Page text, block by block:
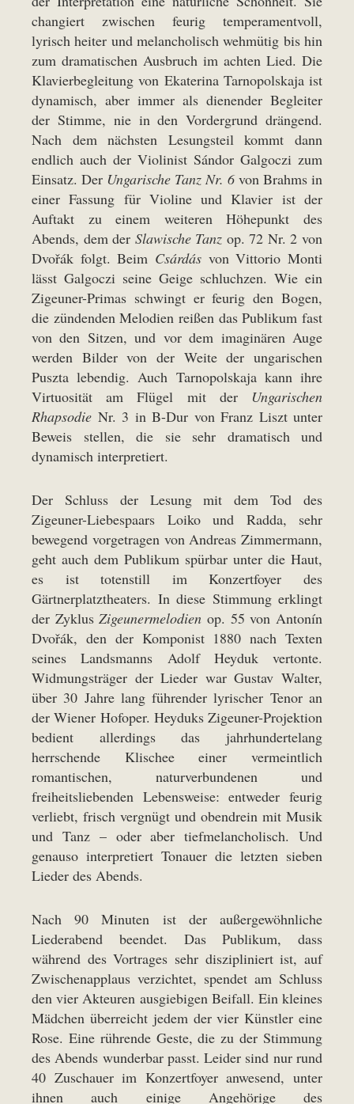
changiert zwischen feurig temperamentvoll,
lyrisch heiter und melancholisch wehmütig bis hin
zum dramatischen Ausbruch im achten Lied. Die
Klavierbegleitung von Ekaterina Tarnopolskaja ist
dynamisch, aber immer als dienender Begleiter
der Stimme, nie in den Vordergrund drängend.
Nach dem nächsten Lesungsteil kommt dann
endlich auch der Violinist Sándor Galgoczi zum
Einsatz. Der Ungarische Tanz Nr. 6 von Brahms in
einer Fassung für Violine und Klavier ist der
Auftakt zu einem weiteren Höhepunkt des
Abends, dem der Slawische Tanz op. 72 Nr. 2 von
Dvořák folgt. Beim Csárdás von Vittorio Monti
lässt Galgoczi seine Geige schluchzen. Wie ein
Zigeuner-Primas schwingt er feurig den Bogen,
die zündenden Melodien reißen das Publikum fast
von den Sitzen, und vor dem imaginären Auge
werden Bilder von der Weite der ungarischen
Puszta lebendig. Auch Tarnopolskaja kann ihre
Virtuosität am Flügel mit der Ungarischen
Rhapsodie Nr. 3 in B-Dur von Franz Liszt unter
Beweis stellen, die sie sehr dramatisch und
dynamisch interpretiert.
Der Schluss der Lesung mit dem Tod des
Zigeuner-Liebespaars Loiko und Radda, sehr
bewegend vorgetragen von Andreas Zimmermann,
geht auch dem Publikum spürbar unter die Haut,
es ist totenstill im Konzertfoyer des
Gärtnerplatztheaters. In diese Stimmung erklingt
der ZyklusZigeunermelodienop. 55 von Antonín
Dvořák, den der Komponist 1880 nach Texten
seines Landsmanns Adolf Heyduk vertonte.
Widmungsträger der Lieder war Gustav Walter,
über 30 Jahre lang führender lyrischer Tenor an
der Wiener Hofoper. Heyduks Zigeuner-Projektion
bedient allerdings das jahrhundertelang
herrschende Klischee einer vermeintlich
romantischen, naturverbundenen und
freiheitsliebenden Lebensweise: entweder feurig
verliebt, frisch vergnügt und obendrein mit Musik
und Tanz – oder aber tiefmelancholisch. Und
genauso interpretiert Tonauer die letzten sieben
Lieder des Abends.
Nach 90 Minuten ist der außergewöhnliche
Liederabend beendet. Das Publikum, dass
während des Vortrages sehr diszipliniert ist, auf
Zwischenapplaus verzichtet, spendet am Schluss
den vier Akteuren ausgiebigen Beifall. Ein kleines
Mädchen überreicht jedem der vier Künstler eine
Rose. Eine rührende Geste, die zu der Stimmung
des Abends wunderbar passt. Leider sind nur rund
40 Zuschauer im Konzertfoyer anwesend, unter
ihnen auch einige Angehörige des